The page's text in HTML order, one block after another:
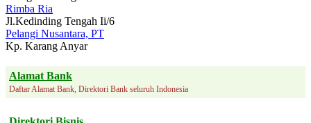
Rimba Ria
Jl.Kedinding Tengah Ii/6
Pelangi Nusantara, PT
Kp. Karang Anyar
Alamat Bank
Daftar Alamat Bank, Direktori Bank seluruh Indonesia